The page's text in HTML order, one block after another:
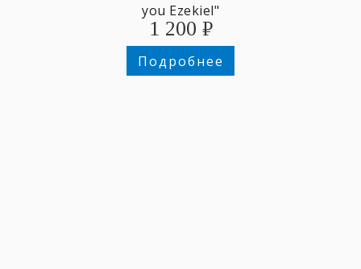
you Ezekiel"
1 200 ₽
Подробнее